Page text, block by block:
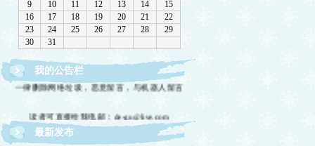
我的公告栏
一律删除网络垃圾，恶意留言，与机器人留言
欢迎留言交流，恕我不一一回复，敬请体谅。
最新发布